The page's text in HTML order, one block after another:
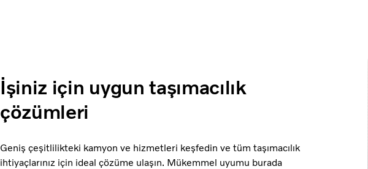
İşiniz için uygun taşımacılık
çözümleri
Geniş çeşitlilikteki kamyon ve hizmetleri keşfedin ve tüm taşımacılık
ihtiyaçlarınız için ideal çözüme ulaşın. Mükemmel uyumu burada